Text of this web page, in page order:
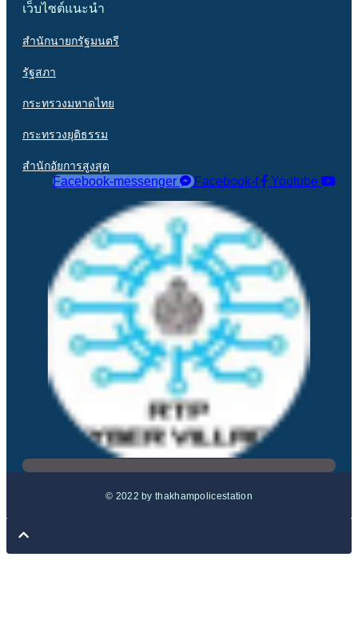
เว็บไซต์แนะนำ
สำนักนายกรัฐมนตรี
รัฐสภา
กระทรวงมหาดไทย
กระทรวงยุติธรรม
สำนักอัยการสูงสุด
Facebook-messenger Facebook-f Youtube
© 2022 by thakhampolicestation